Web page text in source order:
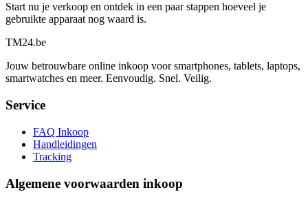
Start nu je verkoop en ontdek in een paar stappen hoeveel je
gebruikte apparaat nog waard is.
TM24.be
Jouw betrouwbare online inkoop voor smartphones, tablets, laptops,
smartwatches en meer. Eenvoudig. Snel. Veilig.
Service
FAQ Inkoop
Handleidingen
Tracking
Algemene voorwaarden inkoop